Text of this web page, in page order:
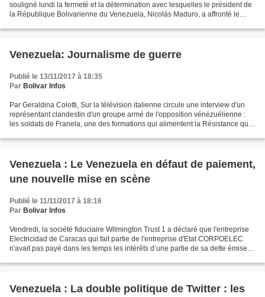
souligné lundi la fermeté et la détermination avec lesquelles le président de
la République Bolivarienne du Venezuela, Nicolás Maduro, a affronté le
Venezuela: Journalisme de guerre
Publié le 13/11/2017 à 18:35
Par Bolivar Infos
Par Geraldina Colotti, Sur la télévision italienne circule une interview d'un
représentant clandestin d'un groupe armé de l'opposition vénézuélienne :
les soldats de Franela, une des formations qui alimentent la Résistance qui
Venezuela : Le Venezuela en défaut de paiement,
une nouvelle mise en scène
Publié le 11/11/2017 à 18:16
Par Bolivar Infos
Vendredi, la société fiduciaire Wilmington Trust 1 a déclaré que l'entreprise
Electricidad de Caracas qui fait partie de l'entreprise d'Etat CORPOELEC
n'avait pas payé dans les temps les intérêts d’une partie de sa dette émise
Venezuela : La double politique de Twitter : les